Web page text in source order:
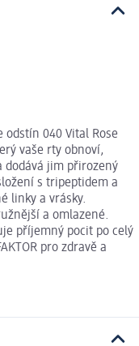
odstín 040 Vital Rose
vaše rty obnoví,
dodává jim přirozený
s tripeptidem a
linky a vrásky.
a omlazené.
příjemný pocit po celý
pro zdravě a